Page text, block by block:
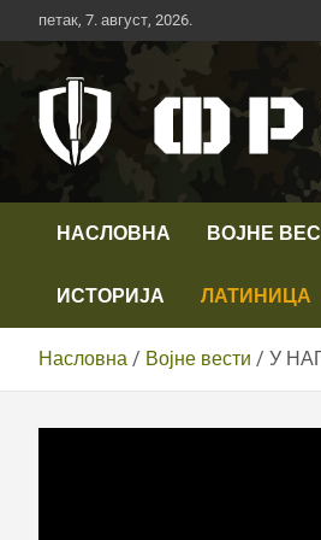
Скип
то
петак, 7. август, 2026.
НАСЛОВНА ВОЈНЕ
ИСТОРИЈА ЛАТИНИЦА
Насловна Војне вести У